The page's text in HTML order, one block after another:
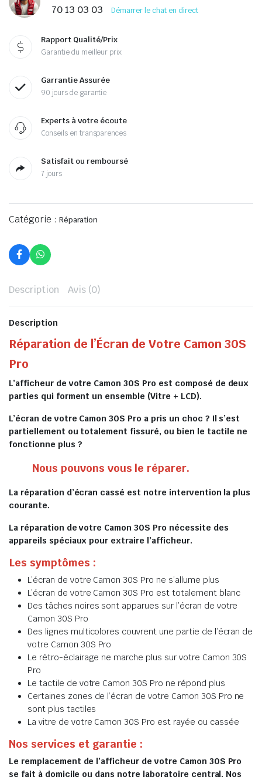
70 13 03 03 Démarrer le chat en direct
Rapport Qualité/Prix
Garantie du meilleur prix
Garrantie Assurée
90 jours de garantie
Experts à votre écoute
Conseils en transparences
Satisfait ou remboursé
7 jours
Catégorie : Réparation
Description Avis (0)
Description
Réparation de l’Écran de Votre Camon 30S
Pro
L’afficheur de votre Camon 30S Pro est composé de deux
parties qui forment un ensemble (Vitre + LCD).
L’écran de votre Camon 30S Pro a pris un choc ? Il s’est
partiellement ou totalement fissuré, ou bien le tactile ne
fonctionne plus ?
Nous pouvons vous le réparer.
La réparation d’écran cassé est notre intervention la plus
courante.
La réparation de votre Camon 30S Pro nécessite des
appareils spéciaux pour extraire l’afficheur.
Les symptômes :
L’écran de votre Camon 30S Pro ne s’allume plus
L’écran de votre Camon 30S Pro est totalement blanc
Des tâches noires sont apparues sur l’écran de votre
Camon 30S Pro
Des lignes multicolores couvrent une partie de l’écran de
votre Camon 30S Pro
Le rétro-éclairage ne marche plus sur votre Camon 30S
Pro
Le tactile de votre Camon 30S Pro ne répond plus
Certaines zones de l’écran de votre Camon 30S Pro ne
sont plus tactiles
La vitre de votre Camon 30S Pro est rayée ou cassée
Nos services et garantie :
Le remplacement de l’afficheur de votre Camon 30S Pro
se fait à domicile ou dans notre laboratoire central. Nos